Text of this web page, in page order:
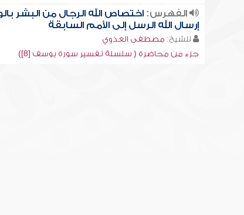
الفهرس:اختصاص الله الرجال من البشر
إرسال الله الرسل إلى الأمم السابقة
للشيخ: مصطفى العدوي
جزء من محاضرة ( سلسلة تفسير سورة يوسف [8])